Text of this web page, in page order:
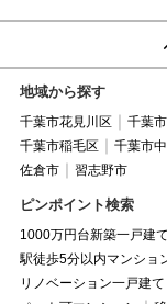
地域から探す
千葉市花見川区 千葉
千葉市稲毛区
千葉市
佐倉市
習志野市
ピンポイント検索
1000万円台新築一戸建て
駅徒歩5分以内マンショ
リノベーション一戸建て